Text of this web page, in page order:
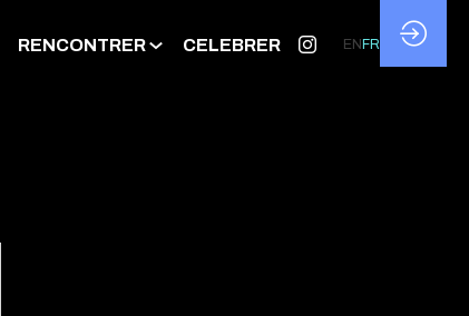
RENCONTRER CELEBRER EN FR